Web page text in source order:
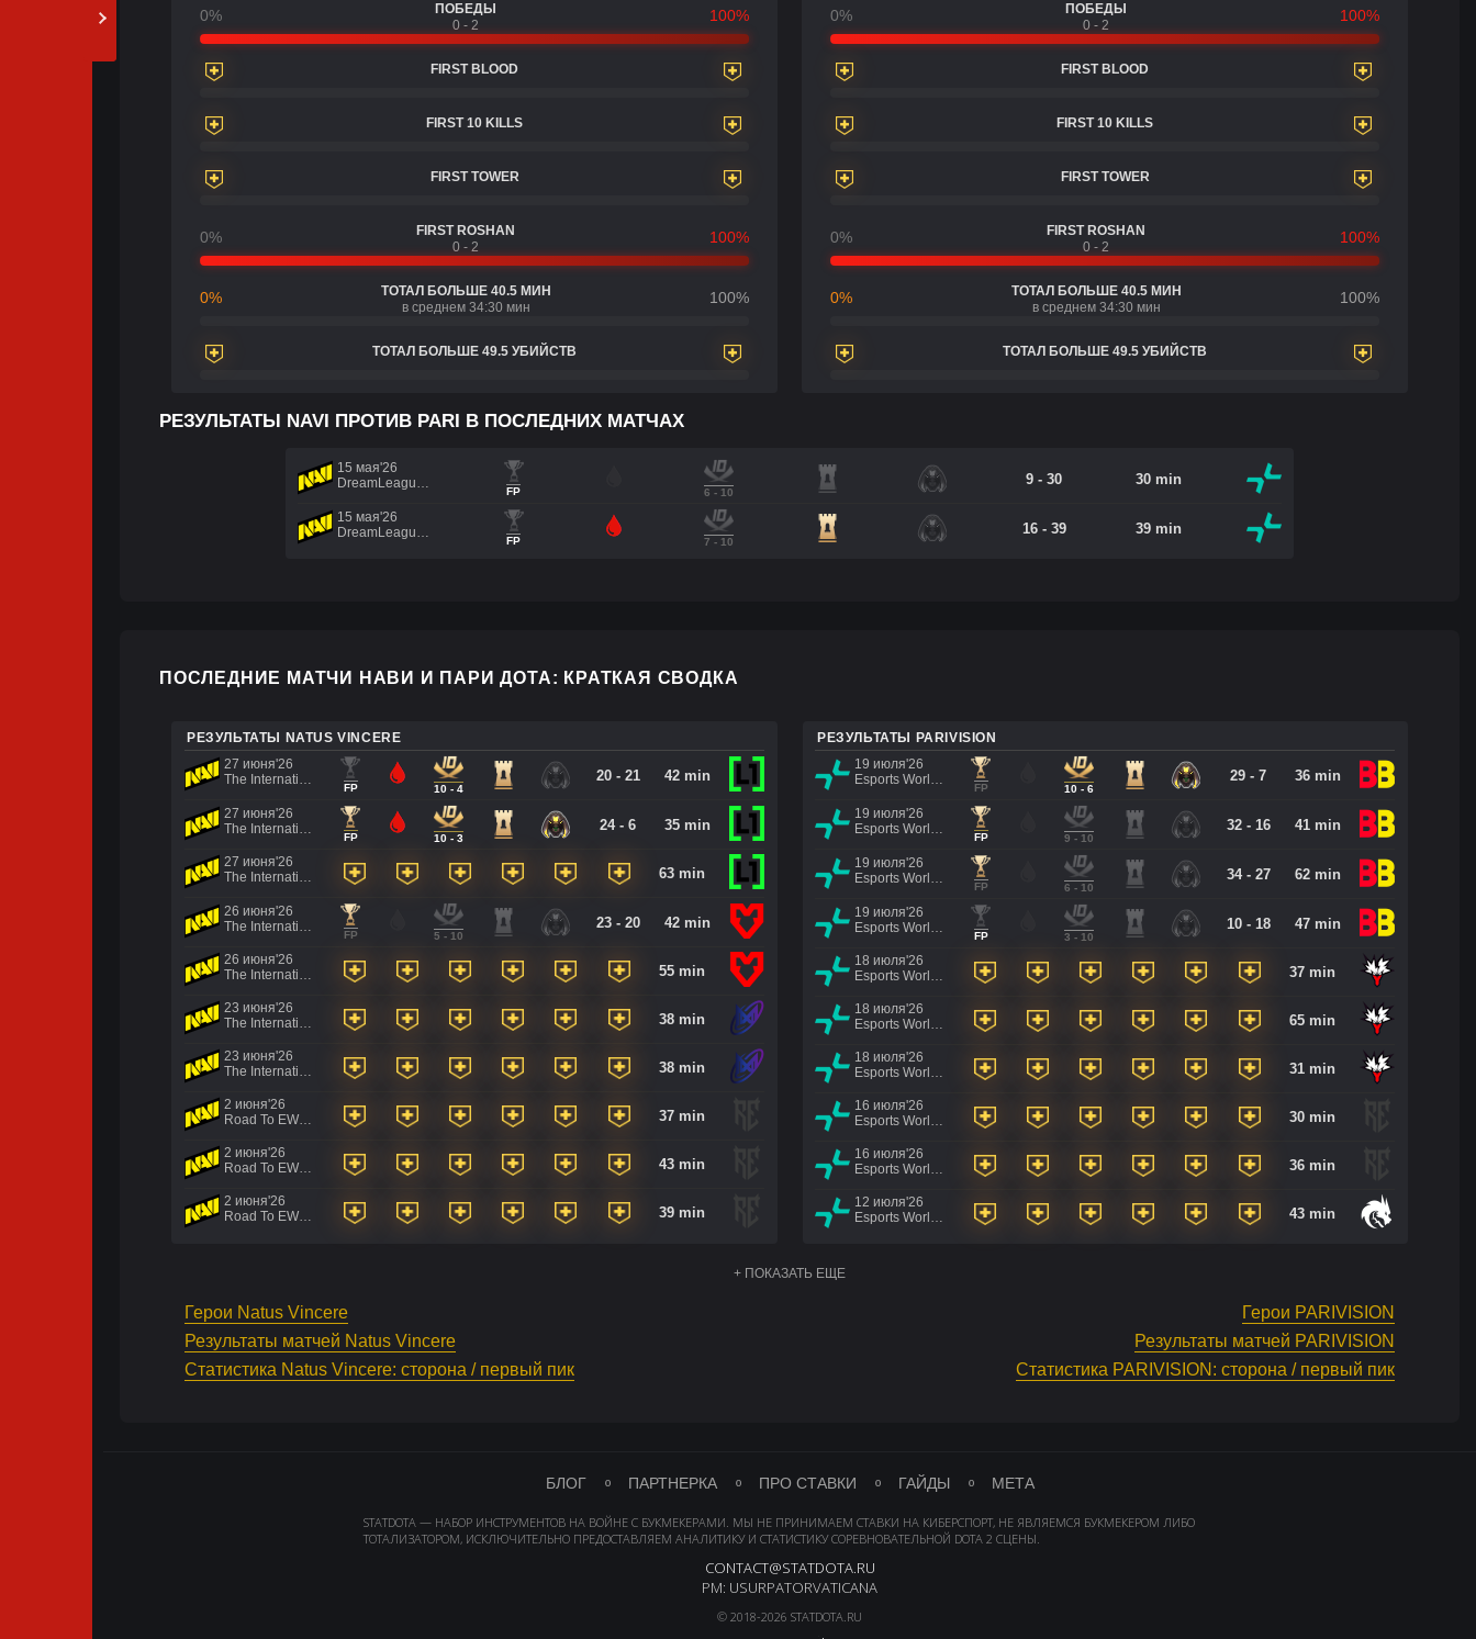
0%
ПОБЕДЫ
0 - 2
100%
FIRST BLOOD
FIRST 10 KILLS
FIRST TOWER
0%
FIRST ROSHAN
0 - 2
100%
0%
ТОТАЛ БОЛЬШЕ 40.5 МИН
в среднем 34:30 мин
100%
ТОТАЛ БОЛЬШЕ 49.5 УБИЙСТВ
0%
ПОБЕДЫ
0 - 2
100%
FIRST BLOOD
FIRST 10 KILLS
FIRST TOWER
0%
FIRST ROSHAN
0 - 2
100%
0%
ТОТАЛ БОЛЬШЕ 40.5 МИН
в среднем 34:30 мин
100%
ТОТАЛ БОЛЬШЕ 49.5 УБИЙСТВ
РЕЗУЛЬТАТЫ NAVI ПРОТИВ PARI В ПОСЛЕДНИХ МАТЧАХ
15 мая'26
FP 6 - 10
9 - 30 30 min
15 мая'26
FP 7 - 10
16 - 39 39 min
ПОСЛЕДНИЕ МАТЧИ НАВИ И ПАРИ ДОТА: КРАТКАЯ СВОДКА
РЕЗУЛЬТАТЫ NATUS VINCERE
27 июня'26
FP 10 - 4
20 - 21 42 min
27 июня'26
FP 10 - 3
24 - 6 35 min
27 июня'26
The International 2026 - Regional Qualifier Europe
63 min
26 июня'26
FP 5 - 10
23 - 20 42 min
26 июня'26
The International 2026 - Regional Qualifier Europe
55 min
23 июня'26
The International 2026 - Regional Qualifier Europe
38 min
23 июня'26
The International 2026 - Regional Qualifier Europe
38 min
2 июня'26
Road To EWC 2026 Regional Qualifiers
37 min
2 июня'26
Road To EWC 2026 Regional Qualifiers
43 min
2 июня'26
Road To EWC 2026 Regional Qualifiers
39 min
РЕЗУЛЬТАТЫ PARIVISION
19 июля'26
FP 10 - 6
29 - 7 36 min
19 июля'26
FP 9 - 10
32 - 16 41 min
19 июля'26
FP 6 - 10
34 - 27 62 min
19 июля'26
FP 3 - 10
10 - 18 47 min
18 июля'26
Esports World Cup 2026
37 min
18 июля'26
Esports World Cup 2026
65 min
18 июля'26
Esports World Cup 2026
31 min
16 июля'26
Esports World Cup 2026
30 min
16 июля'26
Esports World Cup 2026
36 min
12 июля'26
Esports World Cup 2026
43 min
+ ПОКАЗАТЬ ЕЩЕ
Герои Natus Vincere
Результаты матчей Natus Vincere
Статистика Natus Vincere: сторона / первый пик
Герои PARIVISION
Результаты матчей PARIVISION
Статистика PARIVISION: сторона / первый пик
БЛОГ ПАРТНЕРКА ПРО СТАВКИ ГАЙДЫ МЕТА
STATDOTA — НАБОР ИНСТРУМЕНТОВ НА ВОЙНЕ С БУКМЕКЕРАМИ. МЫ НЕ ПРИНИМАЕМ СТАВКИ НА КИБЕРСПОРТ, НЕ ЯВЛЯЕМСЯ БУКМЕКЕРОМ ЛИБО
ТОТАЛИЗАТОРОМ, ИСКЛЮЧИТЕЛЬНО ПРЕДОСТАВЛЯЕМ АНАЛИТИКУ И СТАТИСТИКУ СОРЕВНОВАТЕЛЬНОЙ DOTA 2 СЦЕНЫ.
CONTACT@STATDOTA.RU
PM: USURPATORVATICANA
© 2018-2026 STATDOTA.RU